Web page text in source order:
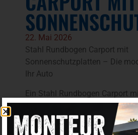
22. Mai 2026
Stahl Rundbogen Carport mit
Sonnenschutzplatten – Die
Ihr Auto
Ein Stahl Rundbogen Carport
Sonnenschutzplatten ist die
alle, die ihr Fahrzeug dauerhaft
Hagel und Schnee schützen